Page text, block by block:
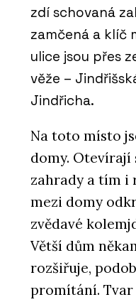
zdí schovaná
zamčená a klíč
ulice jsou přes
věže –
Jindřicha.
Na toto místo
domy. Otevírají
zahrady a tím i
mezi domy
zvědavé
Větší dům
rozšiřuje,
promítání.